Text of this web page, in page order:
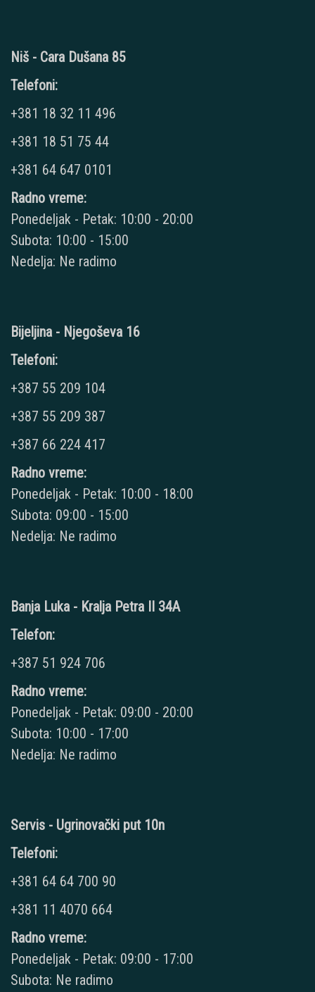
Niš - Cara Dušana 85
Telefoni:
+381 18 32 11 496
+381 18 51 75 44
+381 64 647 0101
Radno vreme:
Ponedeljak - Petak: 10:00 - 20:00
Subota: 10:00 - 15:00
Nedelja: Ne radimo
Bijeljina - Njegoševa 16
Telefoni:
+387 55 209 104
+387 55 209 387
+387 66 224 417
Radno vreme:
Ponedeljak - Petak: 10:00 - 18:00
Subota: 09:00 - 15:00
Nedelja: Ne radimo
Banja Luka - Kralja Petra II 34A
Telefon:
+387 51 924 706
Radno vreme:
Ponedeljak - Petak: 09:00 - 20:00
Subota: 10:00 - 17:00
Nedelja: Ne radimo
Servis - Ugrinovački put 10n
Telefoni:
+381 64 64 700 90
+381 11 4070 664
Radno vreme:
Ponedeljak - Petak: 09:00 - 17:00
Subota: Ne radimo